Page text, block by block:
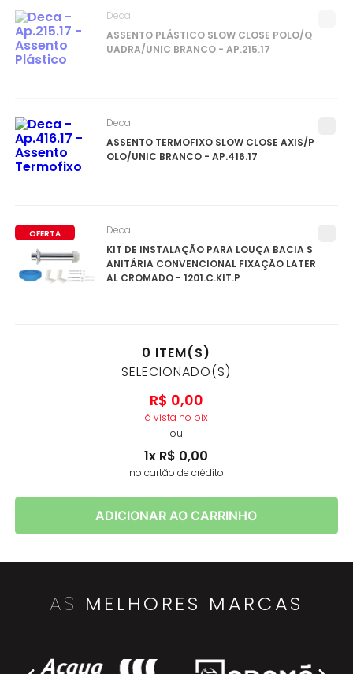
ASSENTO PLÁSTICO SLOW CLOSE POLO/Q
UADRA/UNIC BRANCO - AP.215.17
Deca
ASSENTO TERMOFIXO SLOW CLOSE AXIS/P
OLO/UNIC BRANCO - AP.416.17
Deca
OFERTA
KIT DE INSTALAÇÃO PARA LOUÇA BACIA S
ANITÁRIA CONVENCIONAL FIXAÇÃO LATER
AL CROMADO - 1201.C.KIT.P
Deca
0 ITEM(S)
SELECIONADO(S)
R$ 0,00
à vista no pix
ou
1x R$ 0,00
no cartão de crédito
ADICIONAR AO CARRINHO
AS MELHORES MARCAS